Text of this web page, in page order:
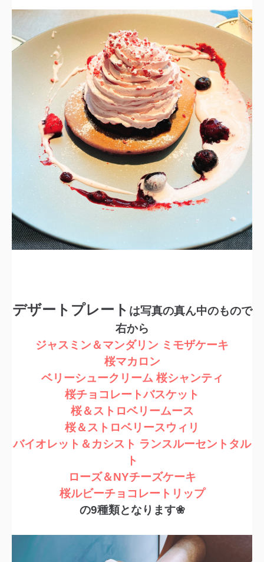
デザートプレート は写真の真ん中のもので
右から
ジャスミン＆マンダリン ミモザケーキ
桜マカロン
ベリーシュークリーム 桜シャンティ
桜チョコレートバスケット
桜＆ストロベリームース
桜＆ストロベリースウィリ
バイオレット＆カシスト ランスルーセントタル
ト
ローズ＆NYチーズケーキ
桜ルビーチョコレートリップ
の9種類となります❀